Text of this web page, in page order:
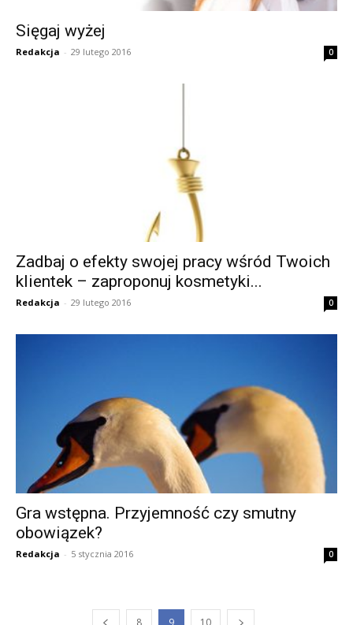
Sięgaj wyżej
Redakcja - 29 lutego 2016 0
Zadbaj o efekty swojej pracy wśród Twoich
klientek – zaproponuj kosmetyki...
Redakcja - 29 lutego 2016 0
Gra wstępna. Przyjemność czy smutny
obowiązek?
Redakcja - 5 stycznia 2016 0
8 9 10